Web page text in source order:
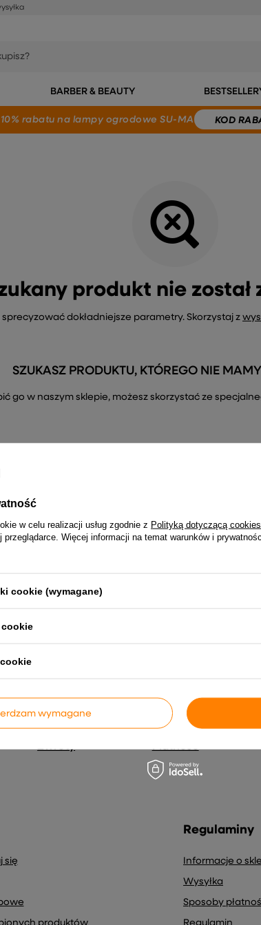
BARBER & BEAUTY
10% rabatu na lampy ogrodowe SU-MA KOD
produkt nie został
sprecyzować dokładniejsze parametry. Skorzystaj z
SZUKASZ PRODUKTU, KTÓREGO NIE
go w naszym sklepie, możesz skorzystać ze
Dołącz do
– tylko
Twój email
(adres e-mail) na potrzeby wysyłki newslettera z
Zwroty Płatność
się
produktów
Regulaminy
Informacje o
Wysyłka
Sposoby
Regulamin
w celu realizacji usług zgodnie z Polityką dotyczącą cookies
przeglądarce. Więcej informacji na temat warunków i
cookie (wymagane)
wymagane